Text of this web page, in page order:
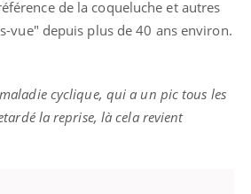
de la coqueluche et autres
vue" depuis plus de 40 ans environ.
cyclique, qui a un pic tous les
la reprise, là cela revient